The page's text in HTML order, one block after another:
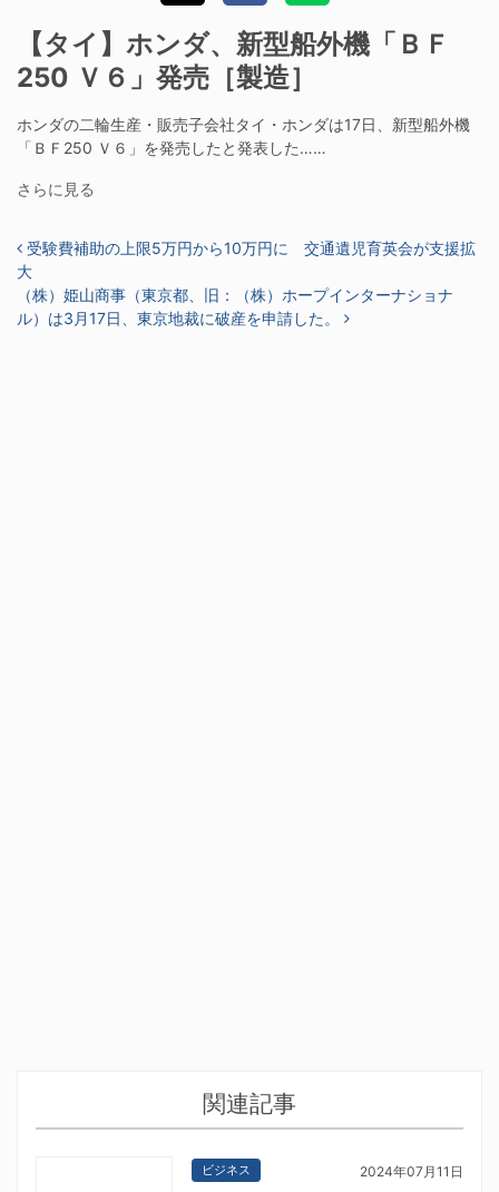
【タイ】ホンダ、新型船外機「ＢＦ
250 Ｖ６」発売［製造］
ホンダの二輪生産・販売子会社タイ・ホンダは17日、新型船外機
「ＢＦ250 Ｖ６」を発売したと発表した……
さらに見る
投稿ナビゲーション
受験費補助の上限5万円から10万円に 交通遺児育英会が支援拡
大
（株）姫山商事（東京都、旧：（株）ホープインターナショナ
ル）は3月17日、東京地裁に破産を申請した。
関連記事
ビジネス 2024年07月11日